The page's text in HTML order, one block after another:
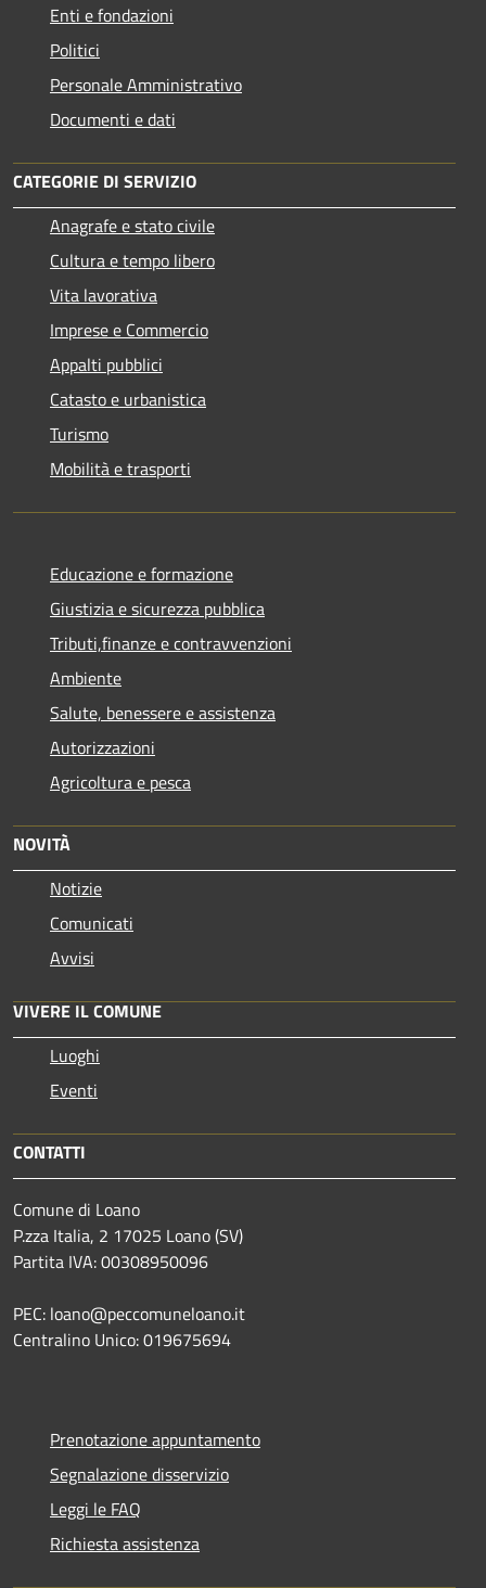
Enti e fondazioni
Politici
Personale Amministrativo
Documenti e dati
CATEGORIE DI SERVIZIO
Anagrafe e stato civile
Cultura e tempo libero
Vita lavorativa
Imprese e Commercio
Appalti pubblici
Catasto e urbanistica
Turismo
Mobilità e trasporti
Educazione e formazione
Giustizia e sicurezza pubblica
Tributi,finanze e contravvenzioni
Ambiente
Salute, benessere e assistenza
Autorizzazioni
Agricoltura e pesca
NOVITÀ
Notizie
Comunicati
Avvisi
VIVERE IL COMUNE
Luoghi
Eventi
CONTATTI
Comune di Loano
P.zza Italia, 2 17025 Loano (SV)
Partita IVA: 00308950096
PEC: loano@peccomuneloano.it
Centralino Unico: 019675694
Prenotazione appuntamento
Segnalazione disservizio
Leggi le FAQ
Richiesta assistenza